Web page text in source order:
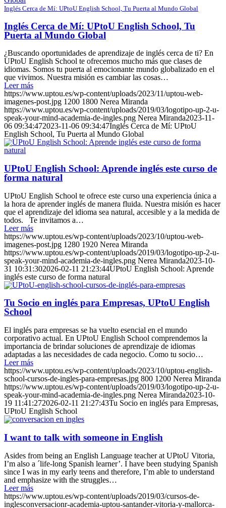
Inglés Cerca de Mí: UPtoU English School, Tu Puerta al Mundo Global
Inglés Cerca de Mí: UPtoU English School, Tu
Puerta al Mundo Global
¿Buscando oportunidades de aprendizaje de inglés cerca de ti? En
UPtoU English School te ofrecemos mucho más que clases de
idiomas. Somos tu puerta al emocionante mundo globalizado en el
que vivimos. Nuestra misión es cambiar las cosas…
Leer más
https://www.uptou.es/wp-content/uploads/2023/11/uptou-web-
imagenes-post.jpg 1200 1800 Nerea Miranda
https://www.uptou.es/wp-content/uploads/2019/03/logotipo-up-2-u-
speak-your-mind-academia-de-ingles.png Nerea Miranda2023-11-
06 09:34:472023-11-06 09:34:47Inglés Cerca de Mí: UPtoU
English School, Tu Puerta al Mundo Global
UPtoU English School: Aprende inglés este curso de
forma natural
UPtoU English School te ofrece este curso una experiencia única a
la hora de aprender inglés de manera fluida. Nuestra misión es hacer
que el aprendizaje del idioma sea natural, accesible y a la medida de
todos. Te invitamos a…
Leer más
https://www.uptou.es/wp-content/uploads/2023/10/uptou-web-
imagenes-post.jpg 1280 1920 Nerea Miranda
https://www.uptou.es/wp-content/uploads/2019/03/logotipo-up-2-u-
speak-your-mind-academia-de-ingles.png Nerea Miranda2023-10-
31 10:31:302026-02-11 21:23:44UPtoU English School: Aprende
inglés este curso de forma natural
Tu Socio en inglés para Empresas, UPtoU English
School
El inglés para empresas se ha vuelto esencial en el mundo
corporativo actual. En UPtoU English School comprendemos la
importancia de brindar soluciones de aprendizaje de idiomas
adaptadas a las necesidades de cada negocio. Como tu socio…
Leer más
https://www.uptou.es/wp-content/uploads/2023/10/uptou-english-
school-cursos-de-ingles-para-empresas.jpg 800 1200 Nerea Miranda
https://www.uptou.es/wp-content/uploads/2019/03/logotipo-up-2-u-
speak-your-mind-academia-de-ingles.png Nerea Miranda2023-10-
19 11:41:272026-02-11 21:27:43Tu Socio en inglés para Empresas,
UPtoU English School
I want to talk with someone in English
Asides from being an English Language teacher at UPtoU Vitoria,
I’m also a ´life-long Spanish learner’. I have been studying Spanish
since I was in my early teens and therefore, I’m able to understand
and emphasize with the struggles…
Leer más
https://www.uptou.es/wp-content/uploads/2019/03/cursos-de-
inglesconversacionr-academia-uptou-santander-vitoria-y-mallorca-